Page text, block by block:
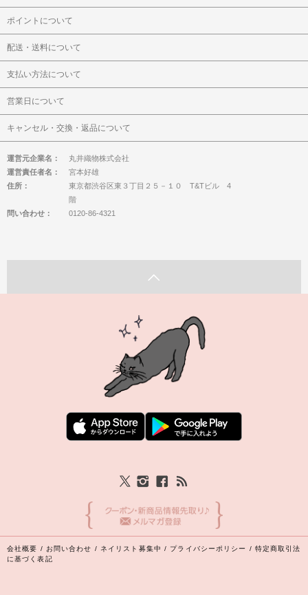
ポイントについて
配送・送料について
支払い方法について
営業日について
キャンセル・交換・返品について
運営元企業名：
丸井織物株式会社
運営責任者名：
宮本好雄
住所：
東京都渋谷区東３丁目２５－１０ T&Tビル 4
階
問い合わせ：
0120-86-4321
会社概要 / お問い合わせ / ネイリスト募集中 / プライバシーポリシー / 特定商取引法
に基づく表記